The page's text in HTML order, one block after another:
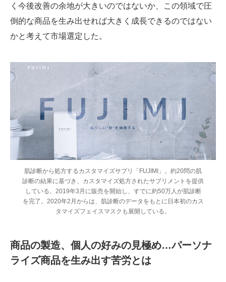
く今後改善の余地が大きいのではないか、この領域で圧
倒的な商品を生み出せれば大きく成長できるのではない
かと考えて市場選定した。
肌診断から処方するカスタマイズサプリ「FUJIMI」。約20問の肌
診断の結果に基づき、カスタマイズ処方されたサプリメントを提供
している。2019年3月に販売を開始し、すでに約50万人が肌診断
を完了。2020年2月からは、肌診断のデータをもとに日本初のカス
タマイズフェイスマスクも展開している。
商品の製造、個人の好みの見極め…パーソナ
ライズ商品を生み出す苦労とは